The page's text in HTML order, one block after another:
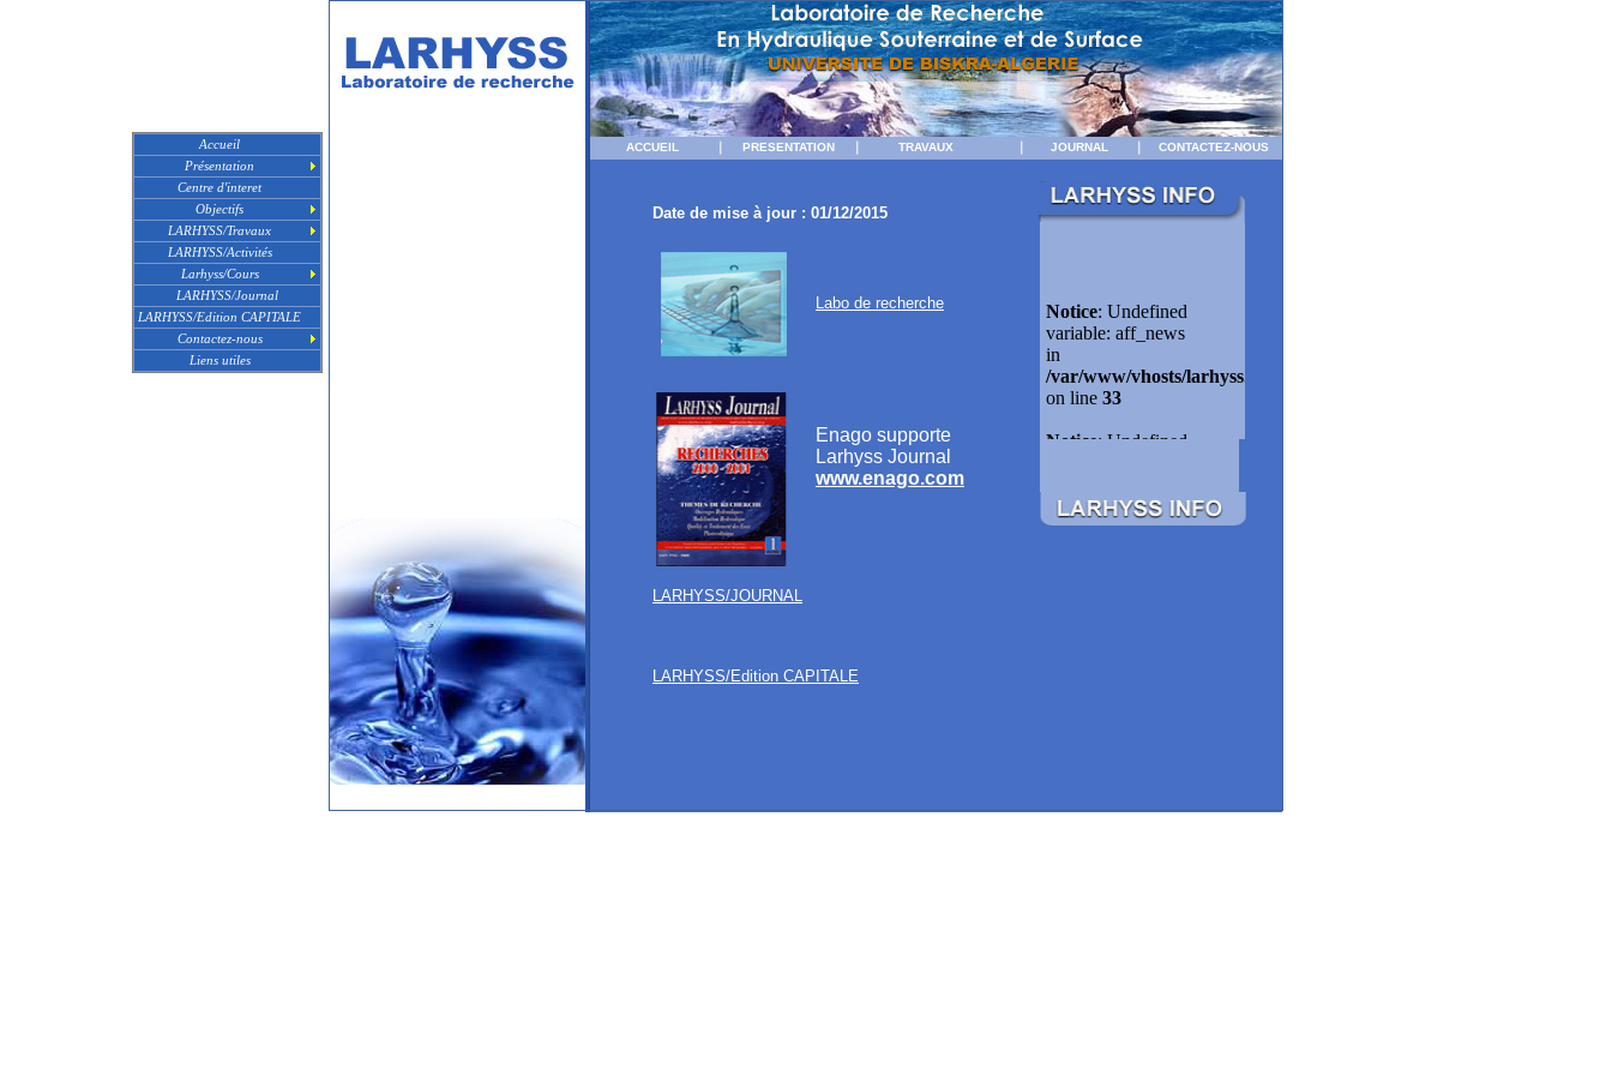
Accueil
Présentation
Centre d'interet
Objectifs
LARHYSS/Travaux
LARHYSS/Activités
Larhyss/Cours
LARHYSS/Journal
LARHYSS/Edition CAPITALE
Contactez-nous
Liens utiles
ACCUEIL PRESENTATION TRAVAUX JOURNAL CONTACTEZ-NOUS
Date de mise à jour : 01/12/2015
Labo de recherche
LARHYSS/JOURNAL
Enago supporte
Larhyss Journal
www.enago.com
LARHYSS/Edition CAPITALE